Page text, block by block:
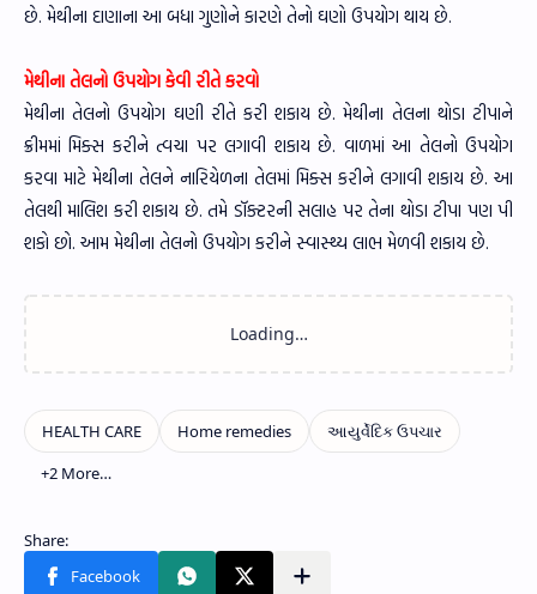
છે. મેથીના દાણાના આ બધા ગુણોને કારણે તેનો ઘણો ઉપયોગ થાય છે.
મેથીના તેલનો ઉપયોગ કેવી રીતે કરવો
મેથીના તેલનો ઉપયોગ ઘણી રીતે કરી શકાય છે. મેથીના તેલના થોડા ટીપાને
ક્રીમમાં મિક્સ કરીને ત્વચા પર લગાવી શકાય છે. વાળમાં આ તેલનો ઉપયોગ
કરવા માટે મેથીના તેલને નારિયેળના તેલમાં મિક્સ કરીને લગાવી શકાય છે. આ
તેલથી માલિશ કરી શકાય છે. તમે ડૉક્ટરની સલાહ પર તેના થોડા ટીપા પણ પી
શકો છો. આમ મેથીના તેલનો ઉપયોગ કરીને સ્વાસ્થ્ય લાભ મેળવી શકાય છે.